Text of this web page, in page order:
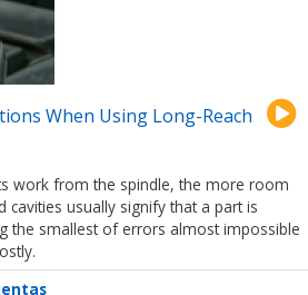
When Using Long-Reach
work from the spindle, the more room
cavities usually signify that a part is
the smallest of errors almost impossible